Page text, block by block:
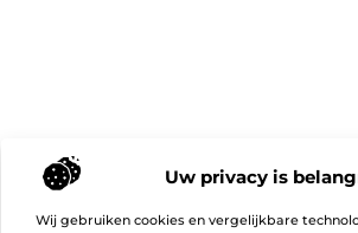
Uw privacy is
Wij gebruiken cookies en vergelijkbare